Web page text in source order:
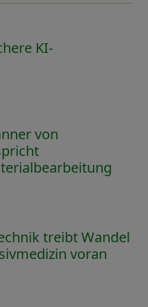
KI-
von
treibt Wandel
voran